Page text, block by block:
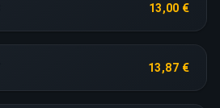
13,00 €
13,87 €